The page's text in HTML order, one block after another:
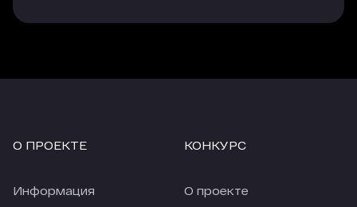
О ПРОЕКТЕ
Информация
КОНКУРС
О проекте